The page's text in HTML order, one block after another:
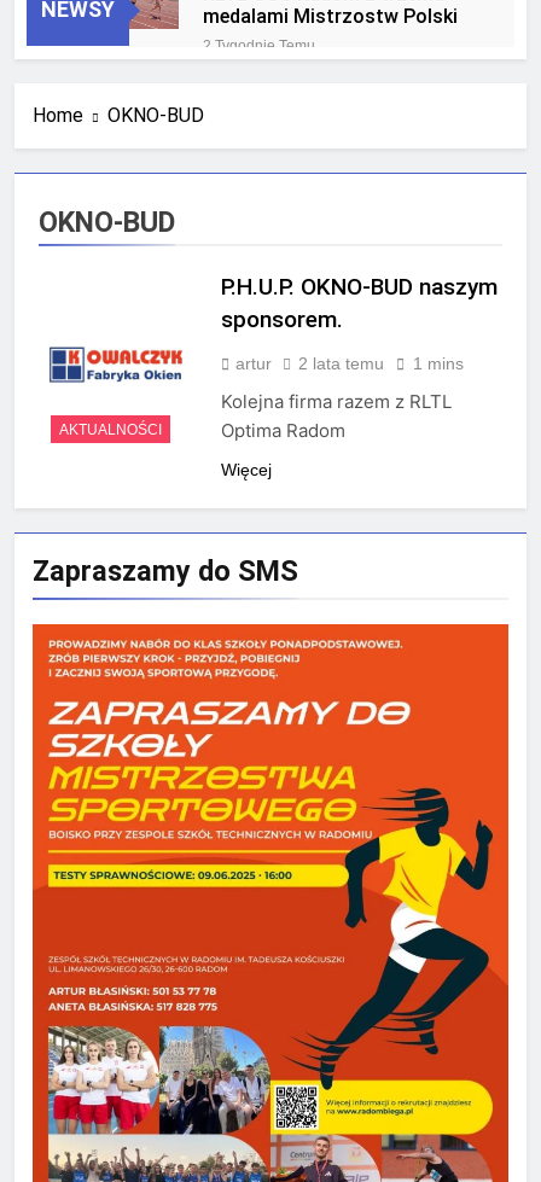
NEWSY
medalami Mistrzostw Polski
2 Tygodnie Temu
mistrzostw Polski U23 w
4 Tygodnie Temu
Home OKNO-BUD
OKNO-BUD
AKTUALNOŚCI
P.H.U.P. OKNO-BUD naszym
sponsorem.
artur 2 lata temu 1 mins
Kolejna firma razem z RLTL
Optima Radom
Więcej
Zapraszamy do SMS